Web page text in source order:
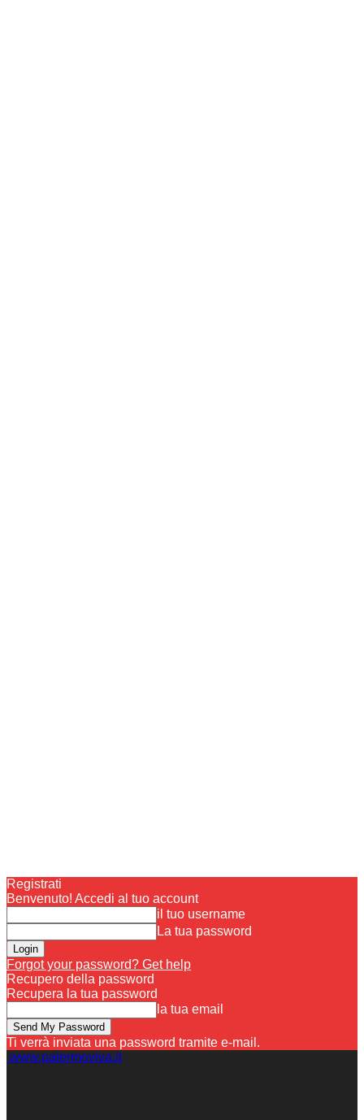
Registrati
Benvenuto! Accedi al tuo account
il tuo username
La tua password
Forgot your password? Get help
Recupero della password
Recupera la tua password
la tua email
Ti verrà inviata una password tramite e-mail.
www.palermoviva.it